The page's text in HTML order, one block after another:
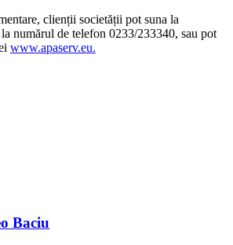
clienții societății pot suna la
numărul de telefon 0233/233340, sau pot
www.apaserv.eu.
Baciu